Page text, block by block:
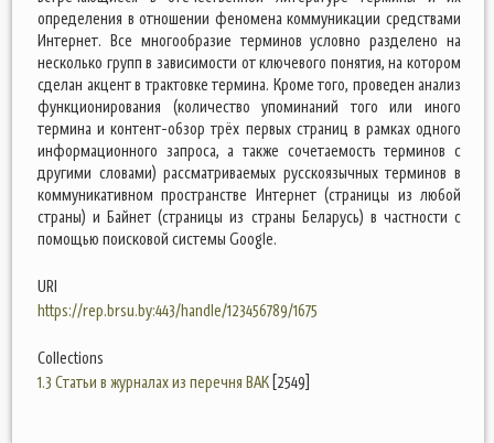
определения в отношении феномена коммуникации средствами
Интернет. Все многообразие терминов условно разделено на
несколько групп в зависимости от ключевого понятия, на котором
сделан акцент в трактовке термина. Кроме того, проведен анализ
функционирования (количество упоминаний того или иного
термина и контент-обзор трёх первых страниц в рамках одного
информационного запроса, а также сочетаемость терминов с
другими словами) рассматриваемых русскоязычных терминов в
коммуникативном пространстве Интернет (страницы из любой
страны) и Байнет (страницы из страны Беларусь) в частности с
помощью поисковой системы Google.
URI
https://rep.brsu.by:443/handle/123456789/1675
Collections
1.3 Статьи в журналах из перечня ВАК [2549]